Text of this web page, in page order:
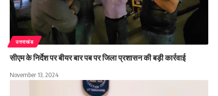
उत्तराखंड
सीएम के निर्देश पर बीयर बार पब पर जिला प्रशासन की बड़ी कार्रवाई
November 13, 2024